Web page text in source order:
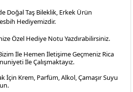
Doğal Taş Bileklik, Erkek Ürün
Hediyemizdir.
Özel Hediye Notu Yazdırabilirsiniz.
İle Hemen İletişime Geçmeniz Rica
İle Çalışmaktayız.
İçin Krem, Parfüm, Alkol, Çamaşır Suyu